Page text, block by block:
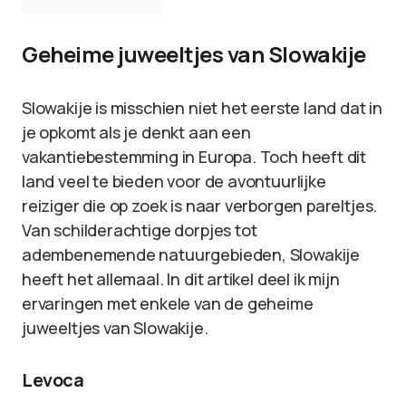
Geheime juweeltjes van Slowakije
Slowakije is misschien niet het eerste land dat in
je opkomt als je denkt aan een
vakantiebestemming in Europa. Toch heeft dit
land veel te bieden voor de avontuurlijke
reiziger die op zoek is naar verborgen pareltjes.
Van schilderachtige dorpjes tot
adembenemende natuurgebieden, Slowakije
heeft het allemaal. In dit artikel deel ik mijn
ervaringen met enkele van de geheime
juweeltjes van Slowakije.
Levoca